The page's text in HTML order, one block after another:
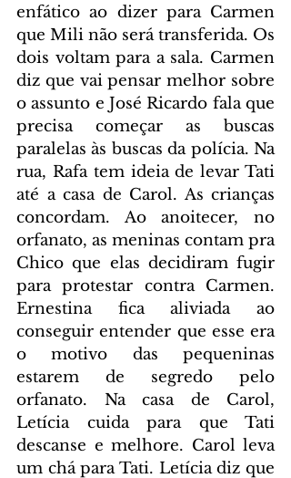
enfático ao dizer para Carmen
que Mili não será transferida. Os
dois voltam para a sala. Carmen
diz que vai pensar melhor sobre
o assunto e José Ricardo fala que
precisa começar as buscas
paralelas às buscas da polícia. Na
rua, Rafa tem ideia de levar Tati
até a casa de Carol. As crianças
concordam. Ao anoitecer, no
orfanato, as meninas contam pra
Chico que elas decidiram fugir
para protestar contra Carmen.
Ernestina fica aliviada ao
conseguir entender que esse era
o motivo das pequeninas
estarem de segredo pelo
orfanato. Na casa de Carol,
Letícia cuida para que Tati
descanse e melhore. Carol leva
um chá para Tati. Letícia diz que